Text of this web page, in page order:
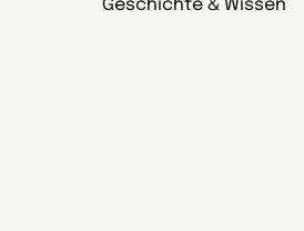
Geschichte & Wissen